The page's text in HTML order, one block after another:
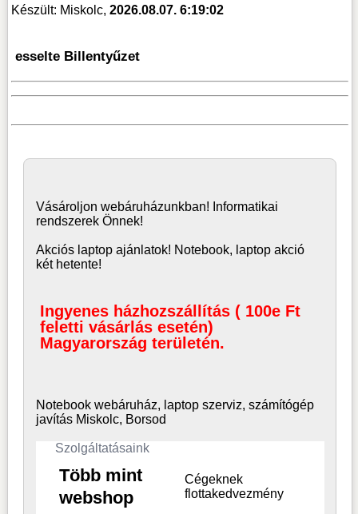
Készült: Miskolc,2026.08.07. 6:19:02
esselte Billentyűzet
Vásároljonwebáruházunkban! Informatikai
rendszerek Önnek!
Akciós laptop ajánlatok! Notebook, laptop akció
két hetente!
Ingyenes házhozszállítás ( 100e Ft
feletti vásárlás esetén)
Magyarország területén.
Notebook webáruház, laptop szerviz, számítógép
javítás Miskolc, Borsod
Szolgáltatásaink
Több mint
webshop
Cégeknek
flottakedvezmény